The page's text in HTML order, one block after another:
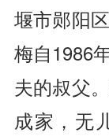
堰市郧阳
梅自1986
夫的叔父
成家，无